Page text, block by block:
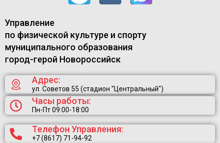
Управление
по физической культуре и спорту
муниципального образования
город-герой Новороссийск
Адрес:
ул. Советов 55 (стадион "Центральный")
Часы работы:
Пн-Пт 09:00-18:00
Телефон Управления:
+7 (8617) 71-94-92